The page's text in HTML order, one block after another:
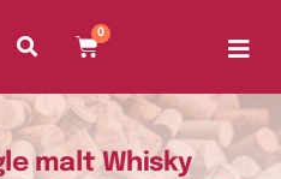
0
malt Whisky